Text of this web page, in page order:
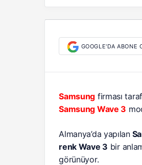
GOOGLE'DA ABONE
Samsung firması
Samsung Wave 3
Almanya’da yapılan
renk Wave 3 bir
görünüyor.